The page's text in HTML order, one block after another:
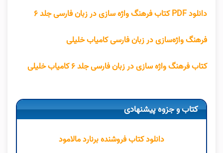
دانلود PDF کتاب فرهنگ واژه سازی در زبان فارسی جلد ۶
فرهنگ واژه‌سازی در زبان فارسی کامیاب خلیلی
کتاب فرهنگ واژه سازی در زبان فارسی جلد ۶ کامیاب خلیلی
کتاب و جزوه پیشنهادی
دانلود کتاب فروشنده برنارد مالامود